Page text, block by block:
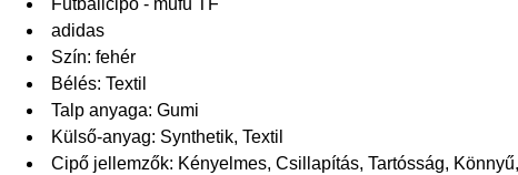
Futballcipő - műfű TF
adidas
Szín: fehér
Bélés: Textil
Talp anyaga: Gumi
Külső-anyag: Synthetik, Textil
Cipő jellemzők: Kényelmes, Csillapítás, Tartósság,